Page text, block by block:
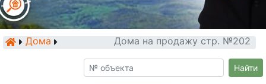
Дома Дома на продажу стр. №202
Найти